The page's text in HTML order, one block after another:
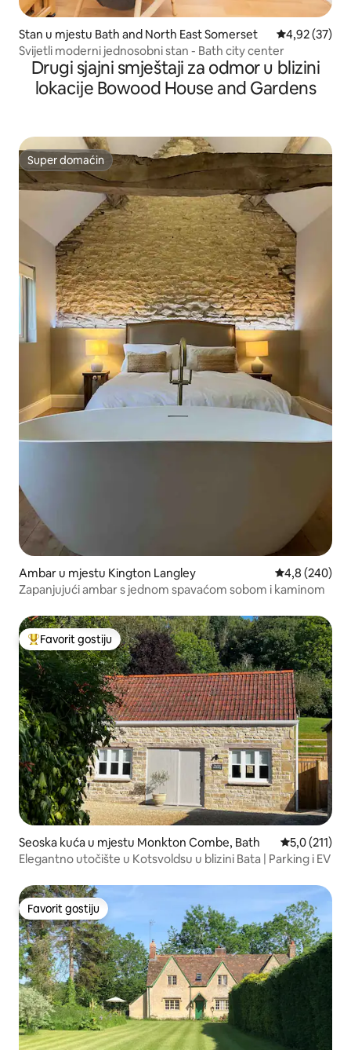
Stan u mjestu Bath and North East Somerset prosječna
4,92 (37)
Svijetli moderni jednosobni stan - Bath city center
Drugi sjajni smještaji za odmor u blizini
lokacije Bowood House and Gardens
Super domaćin
Super domaćin
Ambar u mjestu Kington Langley prosječna
4,8 (240)
Zapanjujući ambar s jednom spavaćom sobom i kaminom
Glavni favorit gostiju
Favorit gostiju
Seoska kuća u mjestu Monkton Combe, Bath prosječna
5,0 (211)
Elegantno utočište u Kotsvoldsu u blizini Bata | Parking i EV
Favorit gostiju
Favorit gostiju